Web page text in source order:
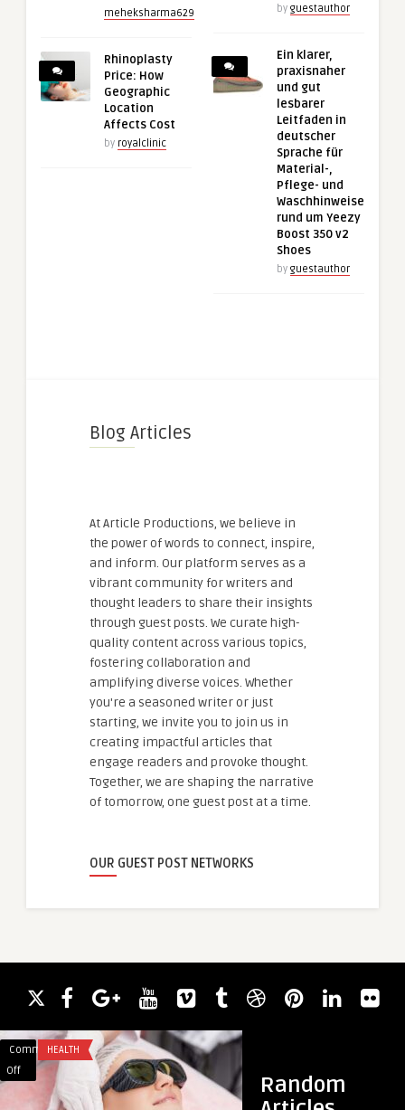
meheksharma629
Rhinoplasty
Price: How
Geographic
Location
Affects Cost
by royalclinic
by guestauthor
Ein klarer,
praxisnaher
und gut
lesbarer
Leitfaden in
deutscher
Sprache für
Material-,
Pflege- und
Waschhinweise
rund um Yeezy
Boost 350 v2
Shoes
by guestauthor
Blog Articles
At Article Productions, we believe in
the power of words to connect, inspire,
and inform. Our platform serves as a
vibrant community for writers and
thought leaders to share their insights
through guest posts. We curate high-
quality content across various topics,
fostering collaboration and
amplifying diverse voices. Whether
you're a seasoned writer or just
starting, we invite you to join us in
creating impactful articles that
engage readers and provoke thought.
Together, we are shaping the narrative
of tomorrow, one guest post at a time.
OUR GUEST POST NETWORKS
Random
Comments
Off
on
HEALTH
Doctor